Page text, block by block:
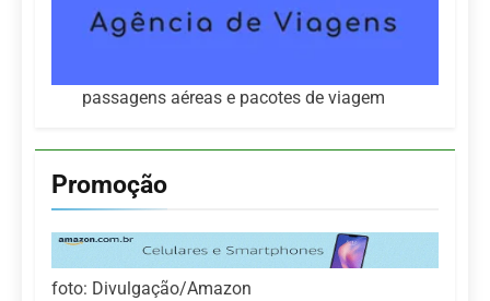
passagens aéreas e pacotes de viagem
Promoção
foto: Divulgação/Amazon